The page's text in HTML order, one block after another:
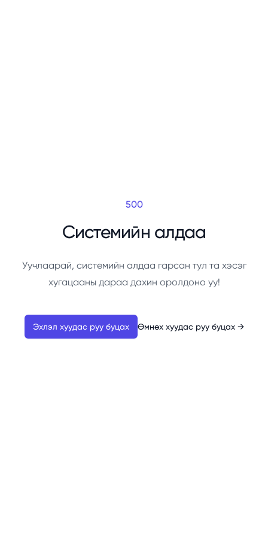
500
Системийн алдаа
Уучлаарай, системийн алдаа гарсан тул та хэсэг
хугацааны дараа дахин оролдоно уу!
Эхлэл хуудас руу буцах Өмнөх хуудас руу буцах →